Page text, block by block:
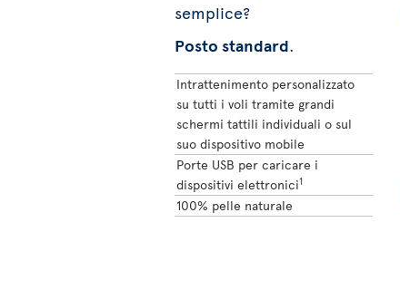
semplice?
Posto standard.
Intrattenimento personalizzato
su tutti i voli tramite grandi
schermi tattili individuali o sul
suo dispositivo mobile
Porte USB per caricare i
dispositivi elettronici1
100% pelle naturale